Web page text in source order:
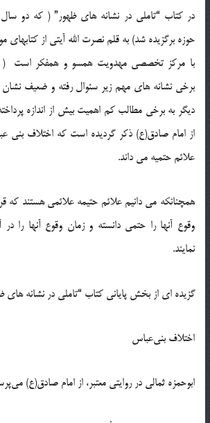
در کتاب “تاملی در نشانه های ظهور” ( که دو سال
حوزه برگزیده شد) به قلم نصرت الله آیتی از
با مرکز تخصصی مهدویت همسو و همفکر است (
برخی نشانه های مهم زیر سئوال رفته و ضعیف
دیگر به برخی مطالب کم اهمیت بیش از اندازه
از امام صادق(ع) ذکر گردیده است که اختلاف بنی
علائم حتمیه می داند.
همچنانکه می دانیم علائم حتیمه علائمی هستند که
وقوع آنها را حتمی دانسته و زمان وقوع آنها را
نمایند.
گزیده ای از بخش پایانی کتاب “تاملی در نشانه های
اختلاف بنی‌عباس
ابوحمزه ثمالی در روایتي معتبر، از امام صادق(ع)